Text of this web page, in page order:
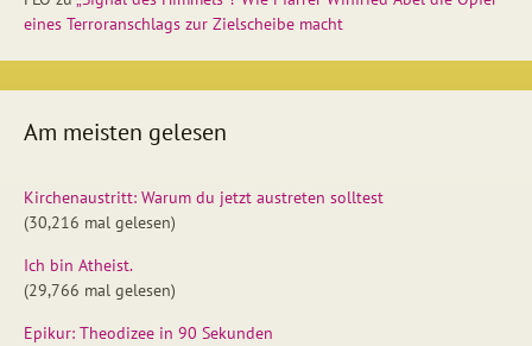
eines Terroranschlags zur Zielscheibe macht
Am meisten gelesen
Kirchenaustritt: Warum du jetzt austreten solltest
(30,216 mal gelesen)
Ich bin Atheist.
(29,766 mal gelesen)
Epikur: Theodizee in 90 Sekunden